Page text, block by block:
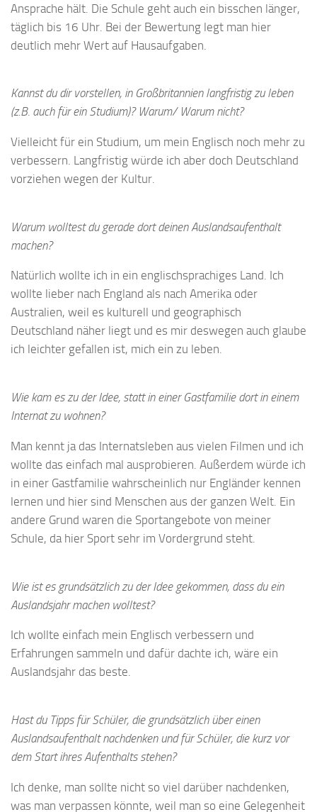
Ansprache hält. Die Schule geht auch ein bisschen länger,
täglich bis 16 Uhr. Bei der Bewertung legt man hier
deutlich mehr Wert auf Hausaufgaben.
Kannst du dir vorstellen, in Großbritannien langfristig zu leben
(z.B. auch für ein Studium)? Warum/ Warum nicht?
Vielleicht für ein Studium, um mein Englisch noch mehr zu
verbessern. Langfristig würde ich aber doch Deutschland
vorziehen wegen der Kultur.
Warum wolltest du gerade dort deinen Auslandsaufenthalt
machen?
Natürlich wollte ich in ein englischsprachiges Land. Ich
wollte lieber nach England als nach Amerika oder
Australien, weil es kulturell und geographisch
Deutschland näher liegt und es mir deswegen auch glaube
ich leichter gefallen ist, mich ein zu leben.
Wie kam es zu der Idee, statt in einer Gastfamilie dort in einem
Internat zu wohnen?
Man kennt ja das Internatsleben aus vielen Filmen und ich
wollte das einfach mal ausprobieren. Außerdem würde ich
in einer Gastfamilie wahrscheinlich nur Engländer kennen
lernen und hier sind Menschen aus der ganzen Welt. Ein
andere Grund waren die Sportangebote von meiner
Schule, da hier Sport sehr im Vordergrund steht.
Wie ist es grundsätzlich zu der Idee gekommen, dass du ein
Auslandsjahr machen wolltest?
Ich wollte einfach mein Englisch verbessern und
Erfahrungen sammeln und dafür dachte ich, wäre ein
Auslandsjahr das beste.
Hast du Tipps für Schüler, die grundsätzlich über einen
Auslandsaufenthalt nachdenken und für Schüler, die kurz vor
dem Start ihres Aufenthalts stehen?
Ich denke, man sollte nicht so viel darüber nachdenken,
was man verpassen könnte, weil man so eine Gelegenheit